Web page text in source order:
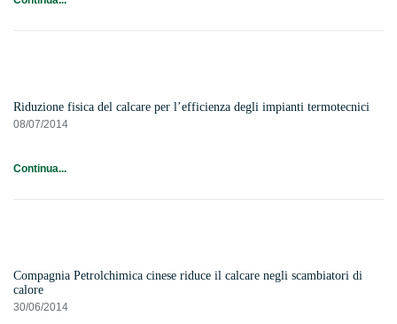
Riduzione fisica del calcare per l’efficienza degli impianti termotecnici
08/07/2014
Continua...
Compagnia Petrolchimica cinese riduce il calcare negli scambiatori di
calore
30/06/2014